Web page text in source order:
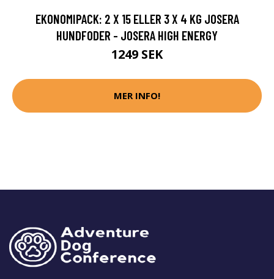
EKONOMIPACK: 2 X 15 ELLER 3 X 4 KG JOSERA
HUNDFODER - JOSERA HIGH ENERGY
1249 SEK
MER INFO!